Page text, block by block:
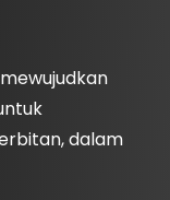
dalam